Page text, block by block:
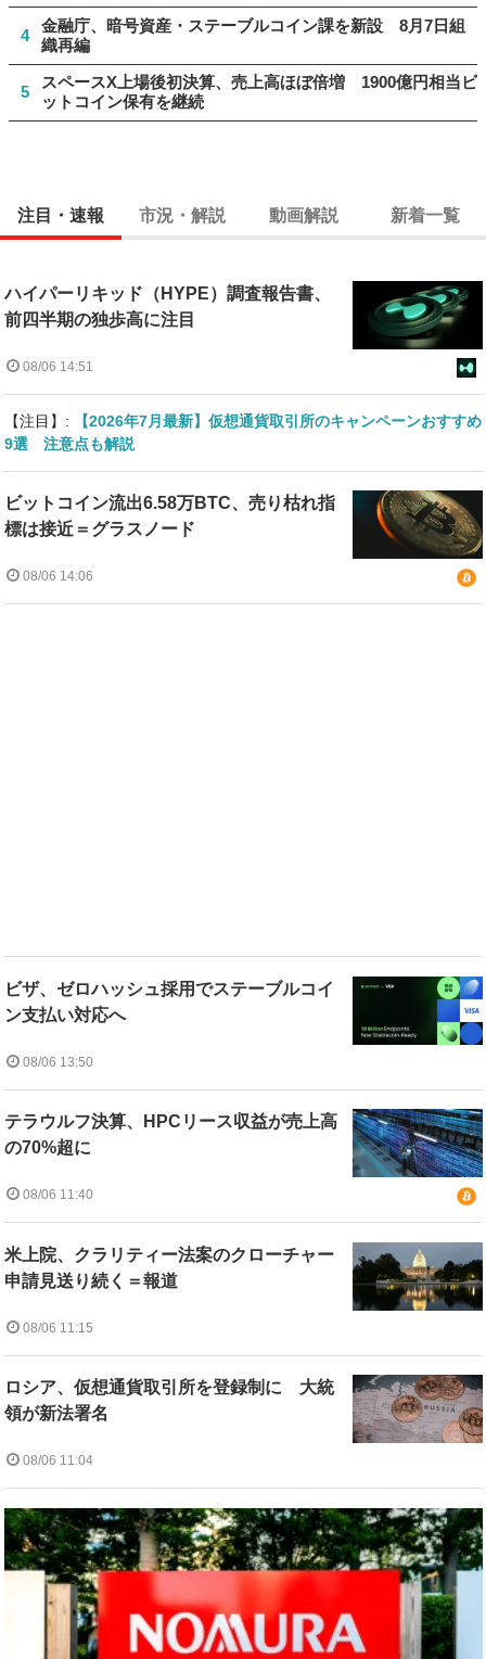
4
金融庁、暗号資産・ステーブルコイン課を新設 8月7日組
織再編
5
スペースX上場後初決算、売上高ほぼ倍増 1900億円相当ビ
ットコイン保有を継続
注目・速報 市況・解説 動画解説 新着一覧
ハイパーリキッド（HYPE）調査報告書、
前四半期の独歩高に注目
08/06 14:51
【注目】:
【2026年7月最新】仮想通貨取引所のキャンペーンおすすめ
9選 注意点も解説
ビットコイン流出6.58万BTC、売り枯れ指
標は接近＝グラスノード
08/06 14:06
ビザ、ゼロハッシュ採用でステーブルコイ
ン支払い対応へ
08/06 13:50
テラウルフ決算、HPCリース収益が売上高
の70%超に
08/06 11:40
米上院、クラリティー法案のクローチャー
申請見送り続く＝報道
08/06 11:15
ロシア、仮想通貨取引所を登録制に 大統
領が新法署名
08/06 11:04